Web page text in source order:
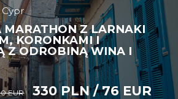
Cypr
MARATHON Z LARNAKI
KORONKAMI I
Z ODROBINĄ WINA I
EUR 330 PLN / 76 EUR